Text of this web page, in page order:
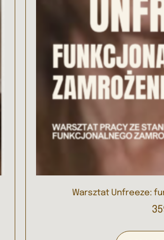
Warsztat Unfreeze: